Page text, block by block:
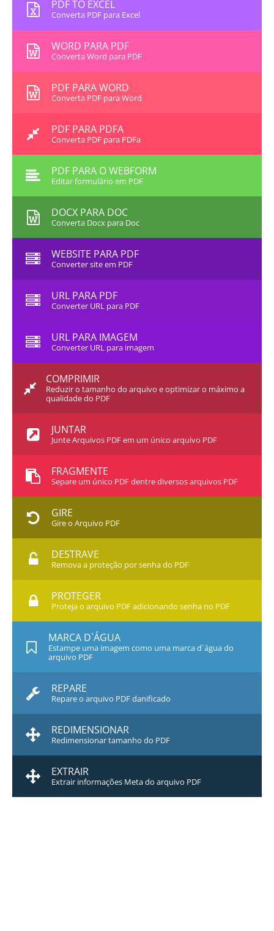
PDF TO EXCEL
Converta PDF para Excel
WORD PARA PDF
Converta Word para PDF
PDF PARA WORD
Converta PDF para Word
PDF PARA PDFA
Converta PDF para PDFa
PDF PARA O WEBFORM
Editar formulário em PDF
DOCX PARA DOC
Converta Docx para Doc
WEBSITE PARA PDF
Converter site em PDF
URL PARA PDF
Converter URL para PDF
URL PARA IMAGEM
Converter URL para imagem
COMPRIMIR
Reduzir o tamanho do arquivo e optimizar o máximo a
qualidade do PDF
JUNTAR
Junte Arquivos PDF em um único arquivo PDF
FRAGMENTE
Separe um único PDF dentre diversos arquivos PDF
GIRE
Gire o Arquivo PDF
DESTRAVE
Remova a proteção por senha do PDF
PROTEGER
Proteja o arquivo PDF adicionando senha no PDF
MARCA D`ÁGUA
Estampe uma imagem como uma marca d`água do
arquivo PDF
REPARE
Repare o arquivo PDF danificado
REDIMENSIONAR
Redimensionar tamanho do PDF
EXTRAIR
Extrair informações Meta do arquivo PDF